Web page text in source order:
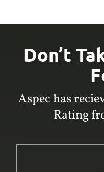
Don’t
Aspec has
Rating